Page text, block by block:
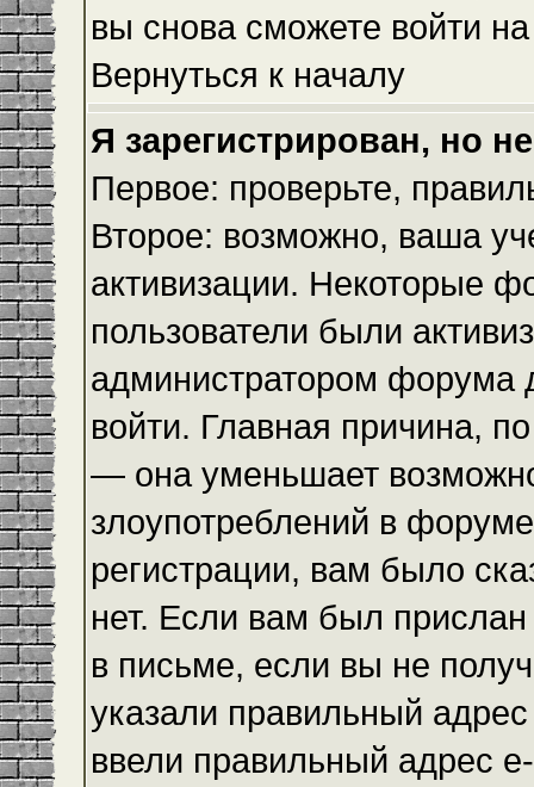
вы снова сможете войти
Вернуться к началу
Я зарегистрирован, но
Первое: проверьте,
Второе: возможно, ваша
активизации. Некоторые
пользователи были
администратором форума
войти. Главная причина,
— она уменьшает
злоупотреблений в
регистрации, вам было
нет. Если вам был
в письме, если вы не
указали правильный
ввели правильный адрес